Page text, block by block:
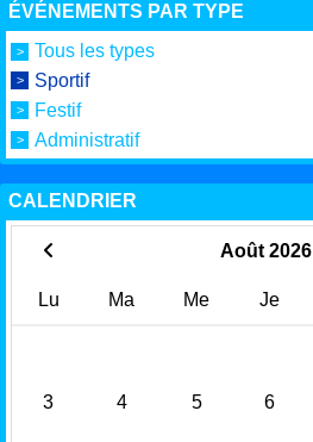
ÉVÉNEMENTS PAR TYPE
Tous les types
Sportif
Festif
Administratif
CALENDRIER
Août 2026
Lu Ma Me Je
3 4 5 6